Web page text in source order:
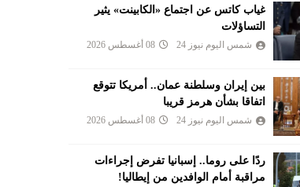
غياب كاتس عن اجتماع «الكابينت» يثير
التساؤلات
شمس اليوم نيوز 24 08 أغسطس 2026
بين إيران وسلطنة عمان.. أمريكا تتوقع
اتفاقا بشأن هرمز قريبا
شمس اليوم نيوز 24 08 أغسطس 2026
ردًا على روما.. إسبانيا تفرض إجراءات
مراقبة أمام الوافدين من إيطاليا!